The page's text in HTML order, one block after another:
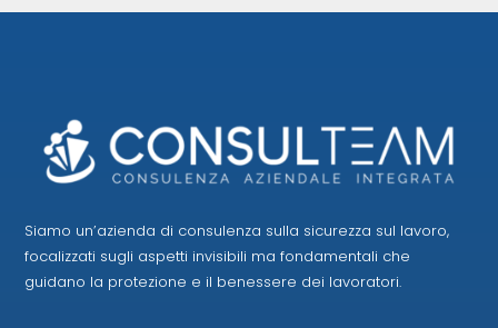
Siamo un’azienda di consulenza sulla sicurezza sul lavoro,
focalizzati sugli aspetti invisibili ma fondamentali che
guidano la protezione e il benessere dei lavoratori.